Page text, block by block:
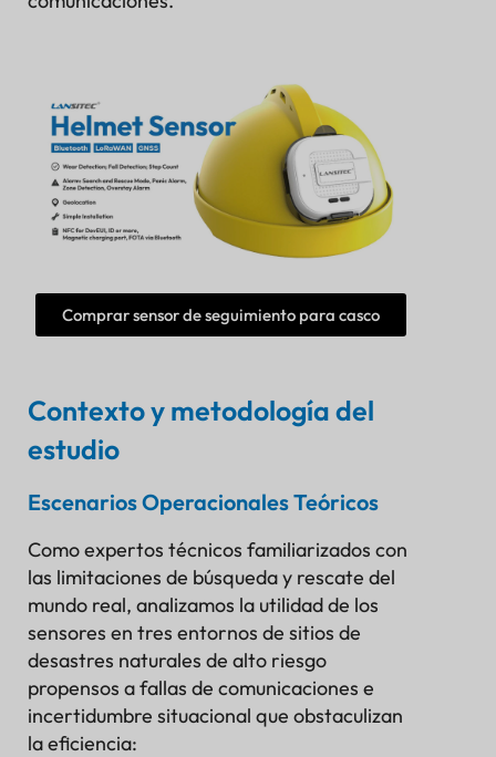
Comprar sensor de seguimiento para casco
Contexto y metodología del
estudio
Escenarios Operacionales Teóricos
Como expertos técnicos familiarizados con
las limitaciones de búsqueda y rescate del
mundo real, analizamos la utilidad de los
sensores en tres entornos de sitios de
desastres naturales de alto riesgo
propensos a fallas de comunicaciones e
incertidumbre situacional que obstaculizan
la eficiencia: